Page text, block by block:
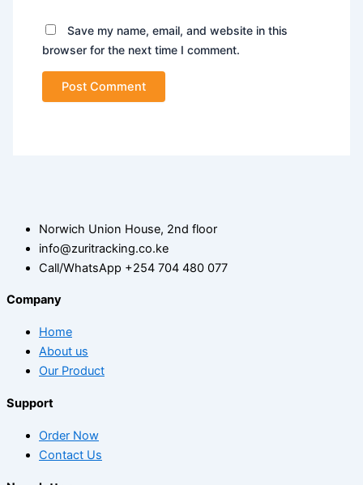
Save my name, email, and website in this
browser for the next time I comment.
Norwich Union House, 2nd floor
info@zuritracking.co.ke
Call/WhatsApp +254 704 480 077
Company
Home
About us
Our Product
Support
Order Now
Contact Us